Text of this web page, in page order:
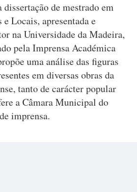
de mestrado em
Locais, apresentada e
na Universidade da Madeira,
pela Imprensa Académica
uma análise das figuras
em diversas obras da
tanto de carácter popular
a Câmara Municipal do
imprensa.